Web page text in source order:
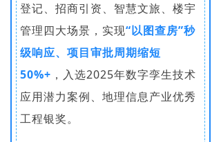
登记、招商引资、智慧文旅、楼宇
管理四大场景，实现“以图查房”秒
级响应、项目审批周期缩短
50%+ ，入选2025年数字孪生技术
应用潜力案例、地理信息产业优秀
工程银奖。